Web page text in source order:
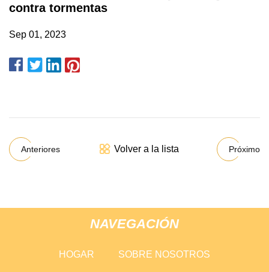
contra tormentas
Sep 01, 2023
Anteriores Volver a la lista Próximo
NAVEGACIÓN
HOGAR SOBRE NOSOTROS